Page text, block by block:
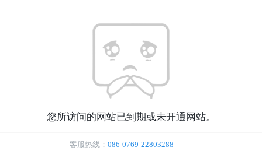
您所访问的网站已到期或未开通网站。
客服热线： 086-0769-22803288